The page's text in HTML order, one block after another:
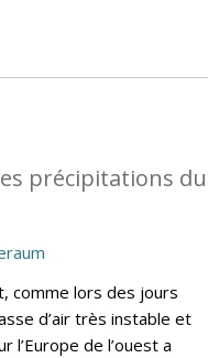
précipitations du
comme lors des jours
d’air très instable et
l’Europe de l’ouest a